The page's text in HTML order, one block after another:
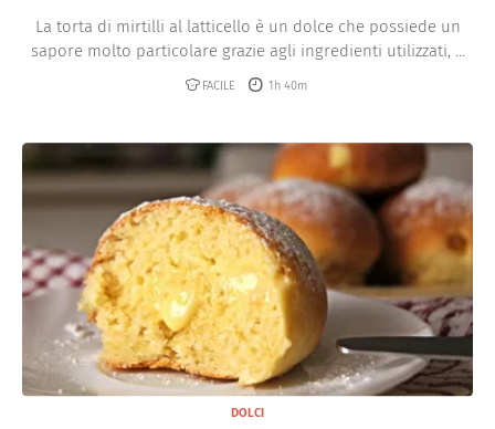
La torta di mirtilli al latticello è un dolce che possiede un
sapore molto particolare grazie agli ingredienti utilizzati, ...
FACILE 1h 40m
DOLCI